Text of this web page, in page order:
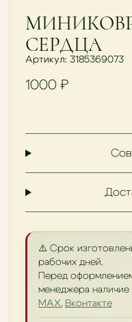
СЕРДЦА
Артикул: 3185369073
1000 ₽
⚠️ Срок
рабочих дней.
Перед
менеджера
MAX, Вконтакте